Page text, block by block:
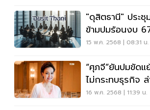
"ดุสิตธานี" ประ
ข้ามปมร้อนงบ
อนุมัติ
15 พ.ค. 2568 | 08:31 น.
“ศุภจี”ยันปมขัด
ไม่กระทบธุรกิจ
ติด SP
16 พ.ค. 2568 | 11:39 น.